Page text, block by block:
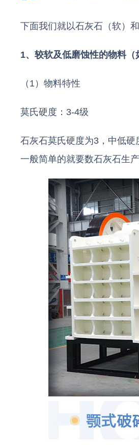
下面我们就以石灰石（软）
1、较软及低磨蚀性的物料
（1）物料特性
莫氏硬度：3-4级
石灰石莫氏硬度为3，中低
一般简单的就要数石灰石生产